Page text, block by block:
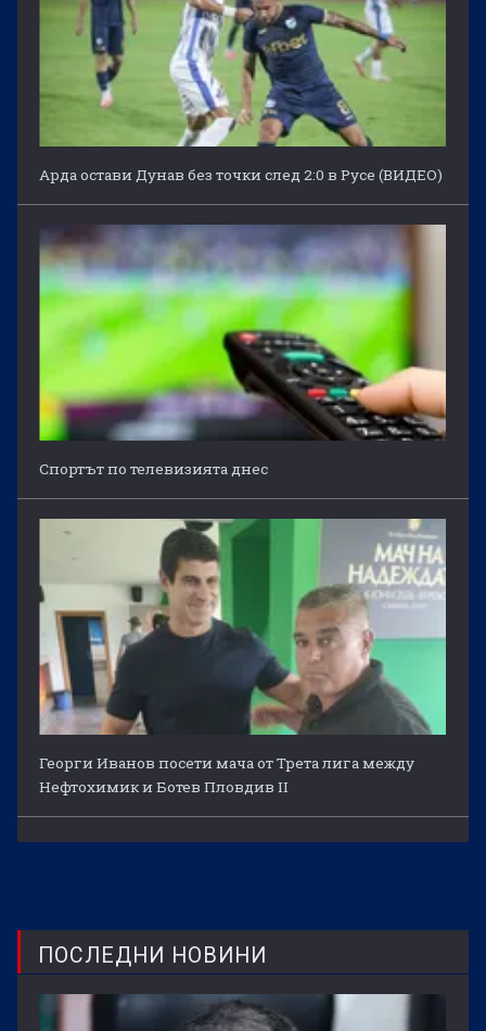
Арда остави Дунав без точки след 2:0 в Русе (ВИДЕО)
Спортът по телевизията днес
Георги Иванов посети мача от Трета лига между
Нефтохимик и Ботев Пловдив II
ПОСЛЕДНИ НОВИНИ